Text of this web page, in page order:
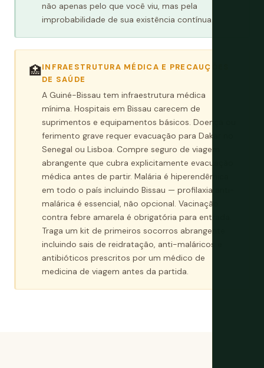
não apenas pelo que você viu, mas pela
improbabilidade de sua existência contínua.
🏥INFRAESTRUTURA MÉDICA E PRECAUÇÕES
DE SAÚDE
A Guiné-Bissau tem infraestrutura médica
mínima. Hospitais em Bissau carecem de
suprimentos e equipamentos básicos. Doença ou
ferimento grave requer evacuação para Dakar no
Senegal ou Lisboa. Compre seguro de viagem
abrangente que cubra explicitamente evacuação
médica antes de partir. Malária é hiperendêmica
em todo o país incluindo Bissau — profilaxia anti-
malárica é essencial, não opcional. Vacinação
contra febre amarela é obrigatória para entrada.
Traga um kit de primeiros socorros abrangente
incluindo sais de reidratação, anti-maláricos e
antibióticos prescritos por um médico de
medicina de viagem antes da partida.